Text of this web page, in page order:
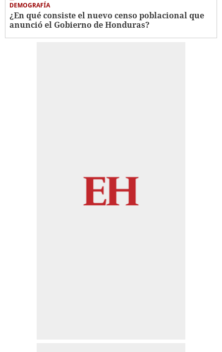
DEMOGRAFÍA
¿En qué consiste el nuevo censo poblacional que
anunció el Gobierno de Honduras?